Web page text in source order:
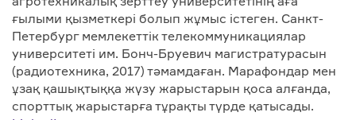
ғылыми қызметкері болып жұмыс істеген. Санкт-
Петербург мемлекеттік телекоммуникациялар
университеті им. Бонч-Бруевич магистратурасын
(радиотехника, 2017) тәмамдаған. Марафондар мен
ұзақ қашықтыққа жүзу жарыстарын қоса алғанда,
спорттық жарыстарға тұрақты түрде қатысады.